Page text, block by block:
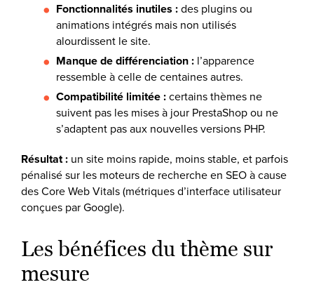
Fonctionnalités inutiles :des plugins ou
animations intégrés mais non utilisés
alourdissent le site.
Manque de différenciation : l’apparence
ressemble à celle de centaines autres.
Compatibilité limitée :certains thèmes ne
suivent pas les mises à jour PrestaShop ou ne
s’adaptent pas aux nouvelles versions PHP.
Résultat : un site moins rapide, moins stable, et parfois
pénalisé sur les moteurs de recherche en SEO à cause
des Core Web Vitals (métriques d’interface utilisateur
conçues par Google).
Les bénéfices du thème sur
mesure